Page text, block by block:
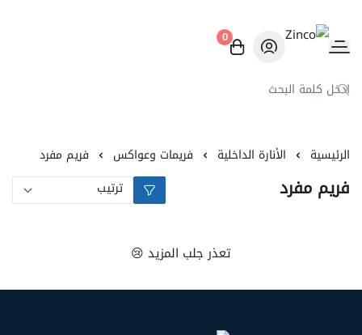
Zinco
0
الرئيسية الأنارة الداخلية فريمات وعواكس فريم مفرد
فريم مفرد
تعذر جلب المزيد 😢